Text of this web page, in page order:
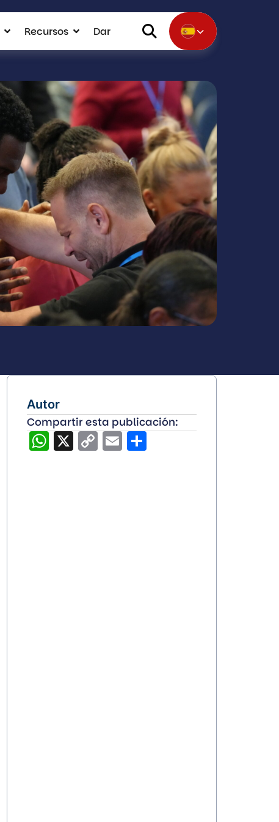
Recursos Dar
Autor
Compartir esta publicación:
WhatsApp
X
Copy
Email